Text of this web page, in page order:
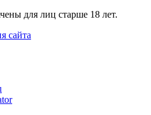
для лиц старше 18 лет.
сайта